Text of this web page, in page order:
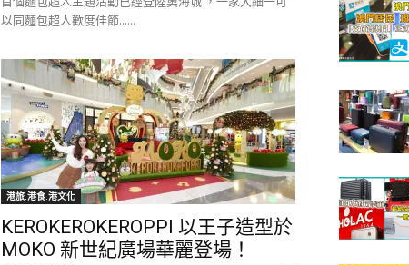
以同麵包超人歡度佳節......
港旅.港食.港文化
KEROKEROKEROPPI 以王子造型於
MOKO 新世紀廣場華麗登場！